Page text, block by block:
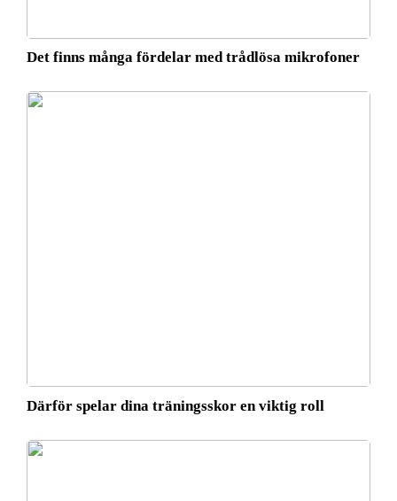
Det finns många fördelar med trådlösa mikrofoner
Därför spelar dina träningsskor en viktig roll